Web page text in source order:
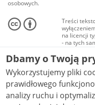
osobowych.
Treści
na licencji
- na tych
Materiały
audio i
Creative
NC-ND
Dbamy o Twoją
Wykorzystujemy pliki
prawidłowego
analizy ruchu i optymalizacji